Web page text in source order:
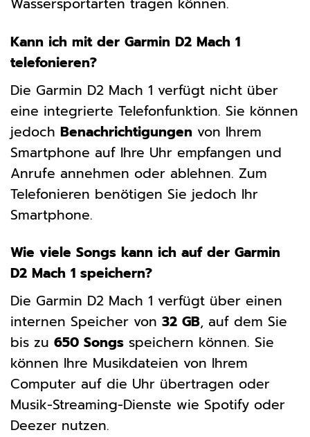
Kann ich mit der Garmin D2 Mach 1
telefonieren?
Die Garmin D2 Mach 1 verfügt nicht über
eine integrierte Telefonfunktion. Sie können
jedoch Benachrichtigungen von Ihrem
Smartphone auf Ihre Uhr empfangen und
Anrufe annehmen oder ablehnen. Zum
Telefonieren benötigen Sie jedoch Ihr
Smartphone.
Wie viele Songs kann ich auf der Garmin
D2 Mach 1 speichern?
Die Garmin D2 Mach 1 verfügt über einen
internen Speicher von 32 GB, auf dem Sie
bis zu 650 Songs speichern können. Sie
können Ihre Musikdateien von Ihrem
Computer auf die Uhr übertragen oder
Musik-Streaming-Dienste wie Spotify oder
Deezer nutzen.